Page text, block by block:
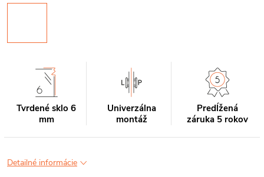
Tvrdené sklo 6
mm
Univerzálna
montáž
Predĺžená
záruka 5 rokov
Detailné informácie